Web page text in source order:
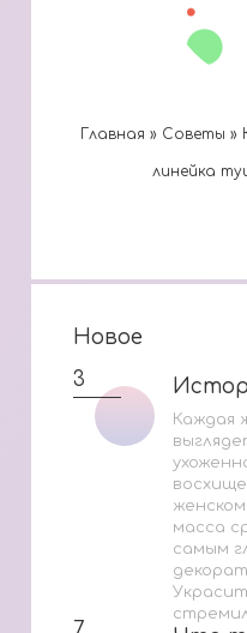
Главная » Cоветы »
линейка
Новое
3
Каждая
масса
самым